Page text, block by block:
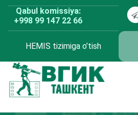
Skip
content
Qabul komissiya:
+998 99 147 22 66
HEMIS tizimiga o’tish